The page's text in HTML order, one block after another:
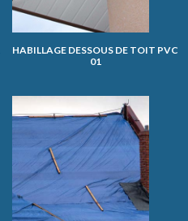
HABILLAGE DESSOUS DE TOIT PVC
01